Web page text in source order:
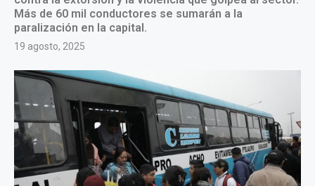
Más de 60 mil conductores se sumarán a la
paralización en la capital.
19 agosto, 2025